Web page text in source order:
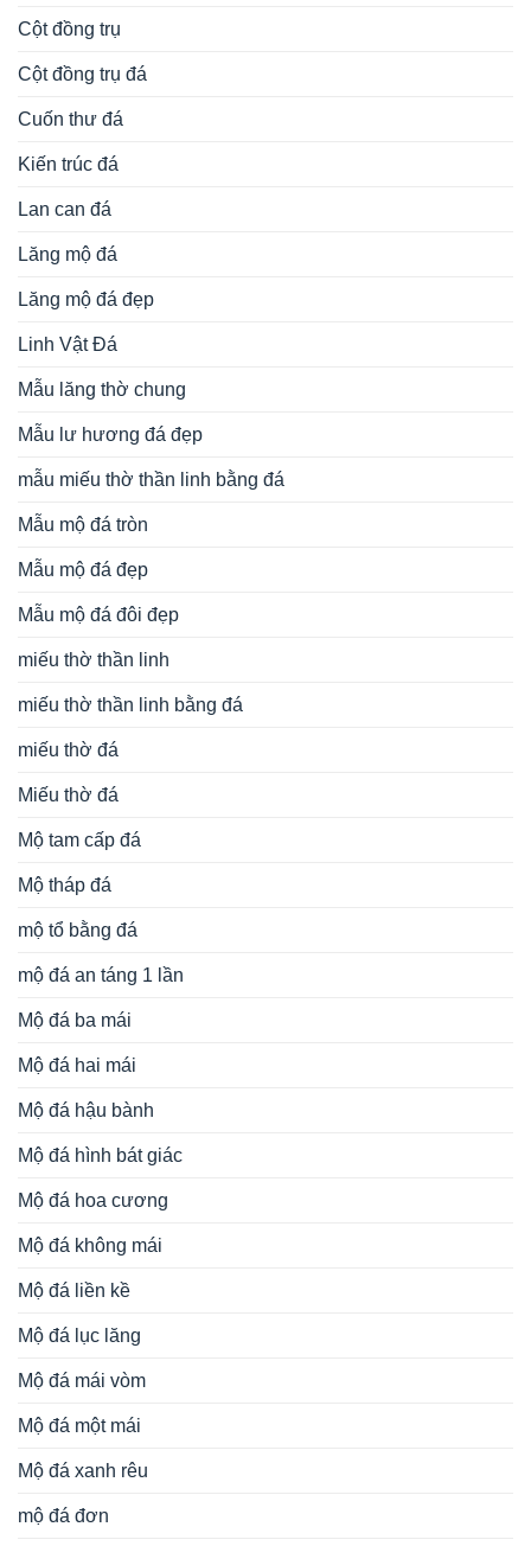
Cột đồng trụ
Cột đồng trụ đá
Cuốn thư đá
Kiến trúc đá
Lan can đá
Lăng mộ đá
Lăng mộ đá đẹp
Linh Vật Đá
Mẫu lăng thờ chung
Mẫu lư hương đá đẹp
mẫu miếu thờ thần linh bằng đá
Mẫu mộ đá tròn
Mẫu mộ đá đẹp
Mẫu mộ đá đôi đẹp
miếu thờ thần linh
miếu thờ thần linh bằng đá
miếu thờ đá
Miếu thờ đá
Mộ tam cấp đá
Mộ tháp đá
mộ tổ bằng đá
mộ đá an táng 1 lần
Mộ đá ba mái
Mộ đá hai mái
Mộ đá hậu bành
Mộ đá hình bát giác
Mộ đá hoa cương
Mộ đá không mái
Mộ đá liền kề
Mộ đá lục lăng
Mộ đá mái vòm
Mộ đá một mái
Mộ đá xanh rêu
mộ đá đơn